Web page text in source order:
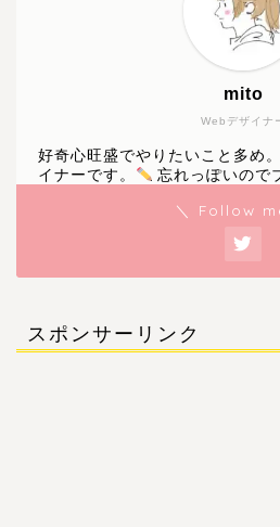
Webデザイナ
mito
好奇心旺盛でやりたいこと多め
イナーです。
忘れっぽいので
＼ Follow
スポンサーリンク